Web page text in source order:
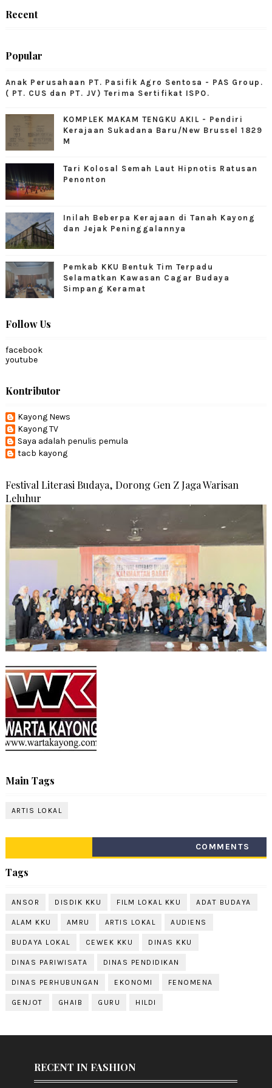
Recent
Popular
Anak Perusahaan PT. Pasifik Agro Sentosa - PAS Group.
( PT. CUS dan PT. JV) Terima Sertifikat ISPO.
KOMPLEK MAKAM TENGKU AKIL - Pendiri
Kerajaan Sukadana Baru/New Brussel 1829
M
Tari Kolosal Semah Laut Hipnotis Ratusan
Penonton
Inilah Beberpa Kerajaan di Tanah Kayong
dan Jejak Peninggalannya
Pemkab KKU Bentuk Tim Terpadu
Selamatkan Kawasan Cagar Budaya
Simpang Keramat
Follow Us
facebook
youtube
Kontributor
Kayong News
Kayong TV
Saya adalah penulis pemula
tacb kayong
Festival Literasi Budaya, Dorong Gen Z Jaga Warisan
Leluhur
Main Tags
ARTIS LOKAL
COMMENTS
Tags
ANSOR DISDIK KKU FILM LOKAL KKU ADAT BUDAYA
ALAM KKU AMRU ARTIS LOKAL AUDIENS
BUDAYA LOKAL CEWEK KKU DINAS KKU
DINAS PARIWISATA DINAS PENDIDIKAN
DINAS PERHUBUNGAN EKONOMI FENOMENA
GENJOT GHAIB GURU HILDI
RECENT IN FASHION